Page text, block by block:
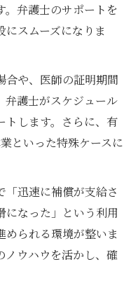
。弁護士のサポートを
スムーズになりま
合や、医師の証明期間
弁護士がスケジュール
トします。さらに、有
といった特殊ケースに
迅速に補償が支給さ
になった」という利用
られる環境が整いま
ノウハウを活かし、確